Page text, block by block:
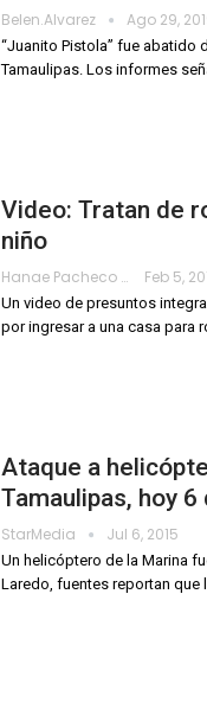
Belen.alvarez Ago 29,
“Juanito Pistola” fue abatido
Tamaulipas. Los informes
Video: Tratan de
niño
Hanae Pacheco Feb 5,
Un video de presuntos
por ingresar a una casa para
Ataque a
Tamaulipas, hoy
StarMedia Jul 6, 2015
Un helicóptero de la Marina
Laredo, fuentes reportan